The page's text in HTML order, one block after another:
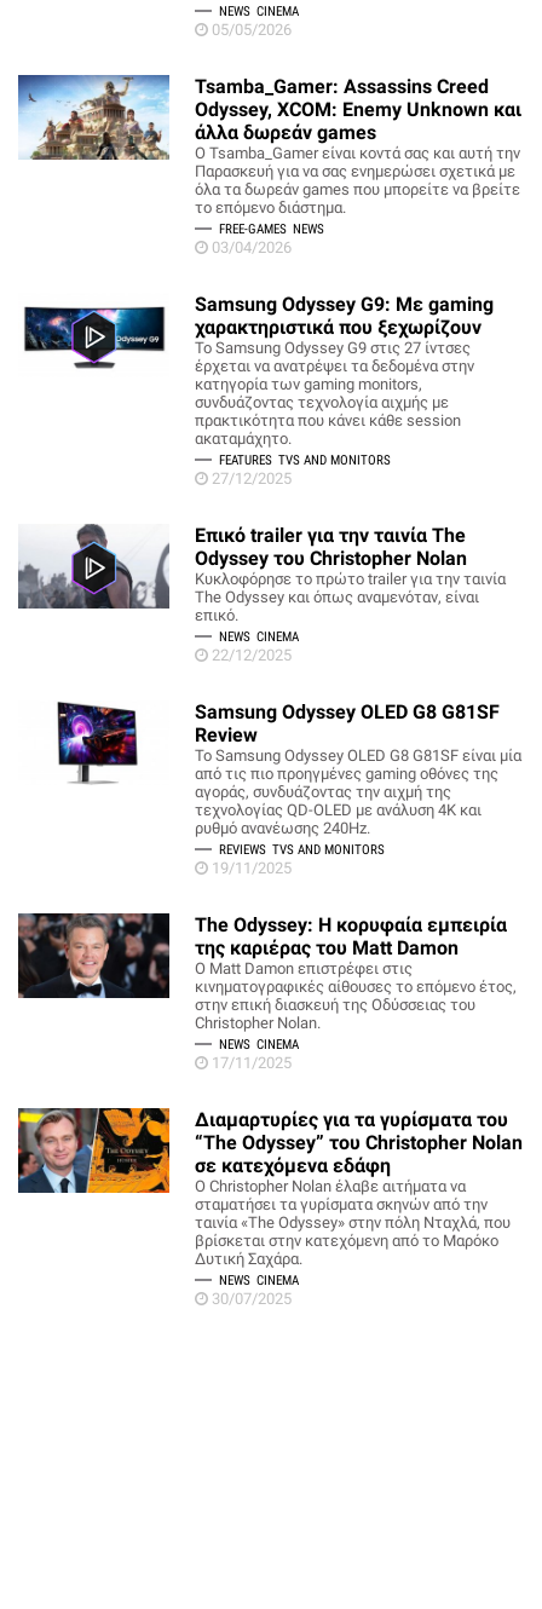
NEWS CINEMA
05/05/2026
Tsamba_Gamer: Assassins Creed
Odyssey, XCOM: Enemy Unknown και
άλλα δωρεάν games
O Tsamba_Gamer είναι κοντά σας και αυτή την
Παρασκευή για να σας ενημερώσει σχετικά με
όλα τα δωρεάν games που μπορείτε να βρείτε
το επόμενο διάστημα.
FREE-GAMES NEWS
03/04/2026
Samsung Odyssey G9: Με gaming
χαρακτηριστικά που ξεχωρίζουν
Το Samsung Odyssey G9 στις 27 ίντσες
έρχεται να ανατρέψει τα δεδομένα στην
κατηγορία των gaming monitors,
συνδυάζοντας τεχνολογία αιχμής με
πρακτικότητα που κάνει κάθε session
ακαταμάχητο.
FEATURES TVS AND MONITORS
27/12/2025
Επικό trailer για την ταινία The
Odyssey του Christopher Nolan
Κυκλοφόρησε το πρώτο trailer για την ταινία
The Odyssey και όπως αναμενόταν, είναι
επικό.
NEWS CINEMA
22/12/2025
Samsung Odyssey OLED G8 G81SF
Review
Το Samsung Odyssey OLED G8 G81SF είναι μία
από τις πιο προηγμένες gaming οθόνες της
αγοράς, συνδυάζοντας την αιχμή της
τεχνολογίας QD-OLED με ανάλυση 4K και
ρυθμό ανανέωσης 240Hz.
REVIEWS TVS AND MONITORS
19/11/2025
The Odyssey: Η κορυφαία εμπειρία
της καριέρας του Matt Damon
Ο Matt Damon επιστρέφει στις
κινηματογραφικές αίθουσες το επόμενο έτος,
στην επική διασκευή της Οδύσσειας του
Christopher Nolan.
NEWS CINEMA
17/11/2025
Διαμαρτυρίες για τα γυρίσματα του
“The Odyssey” του Christopher Nolan
σε κατεχόμενα εδάφη
Ο Christopher Nolan έλαβε αιτήματα να
σταματήσει τα γυρίσματα σκηνών από την
ταινία «The Odyssey» στην πόλη Νταχλά, που
βρίσκεται στην κατεχόμενη από το Μαρόκο
Δυτική Σαχάρα.
NEWS CINEMA
30/07/2025